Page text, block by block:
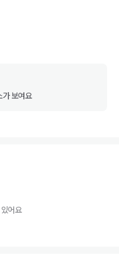
가 보여요
어요